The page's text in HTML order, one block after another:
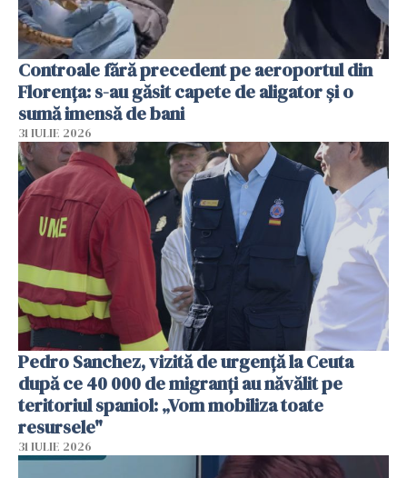
Controale fără precedent pe aeroportul din
Florența: s-au găsit capete de aligator și o
sumă imensă de bani
31 IULIE 2026
Pedro Sanchez, vizită de urgență la Ceuta
după ce 40 000 de migranți au năvălit pe
teritoriul spaniol: „Vom mobiliza toate
resursele"
31 IULIE 2026